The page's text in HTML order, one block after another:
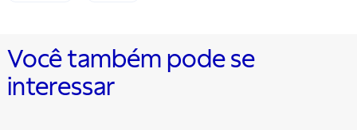
Você também pode se
interessar